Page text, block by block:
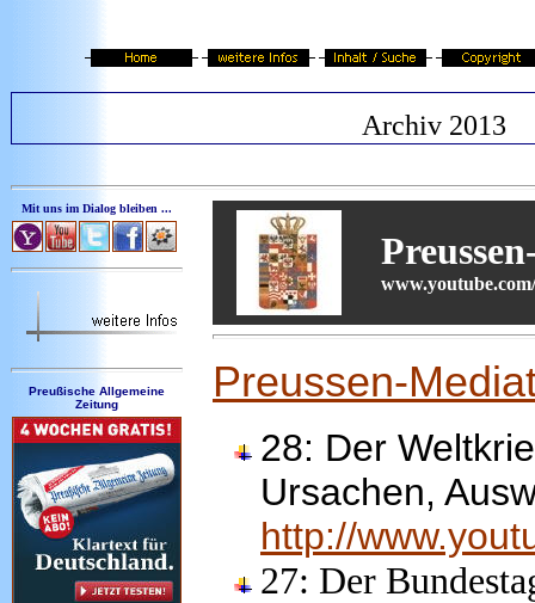
Archiv 2013
Mit uns im Dialog bleiben ...
Preußische Allgemeine
Zeitung
Preussen-
28: Der
Ursachen,
http://
27: Der